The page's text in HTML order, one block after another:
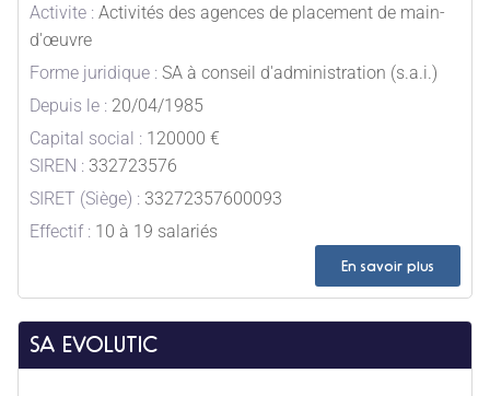
Activite : Activités des agences de placement de main-
d'œuvre
Forme juridique : SA à conseil d'administration (s.a.i.)
Depuis le : 20/04/1985
Capital social : 120000 €
SIREN : 332723576
SIRET (Siège) : 33272357600093
Effectif : 10 à 19 salariés
En savoir plus
SA EVOLUTIC